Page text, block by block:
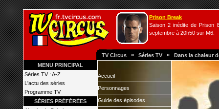
Prison Break
Saison 2 inédite de Prison
septembre à 20h50 sur M6.
TV Circus » Séries TV » Dans la chaleur
MENU PRINCIPAL
Séries TV : A-Z
L'actu des séries
Programme TV
SÉRIES PRÉFÉRÉES
Accueil
Personnages
Guide des épisodes